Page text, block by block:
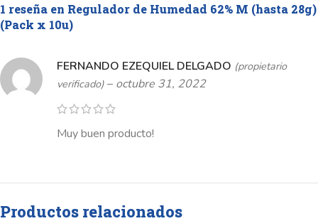
1 reseña en Regulador de Humedad 62% M (hasta 28g)
(Pack x 10u)
FERNANDO EZEQUIEL DELGADO (propietario
verificado) – octubre 31, 2022
Muy buen producto!
Productos relacionados